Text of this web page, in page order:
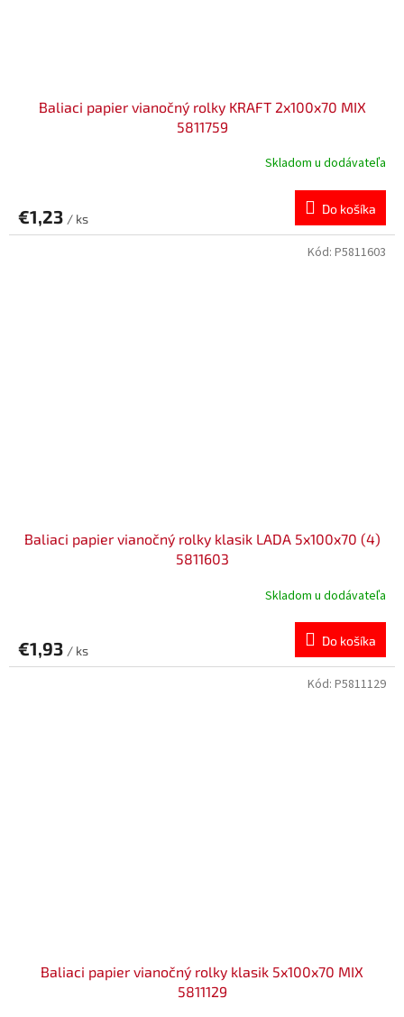
Baliaci papier vianočný rolky KRAFT 2x100x70 MIX
5811759
Skladom u dodávateľa
€1,23 / ks
Do košíka
Baliaci papier vianočný rolky klasik LADA 5x100x70 (4)
5811603
Skladom u dodávateľa
€1,93 / ks
Do košíka
Kód: P5811603
Baliaci papier vianočný rolky klasik 5x100x70 MIX
5811129
Kód: P5811129